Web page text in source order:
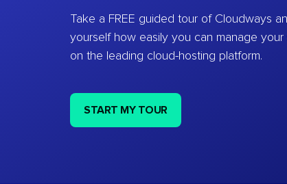
Take a FREE guided tour of Cloudways
yourself how easily you can manage
on the leading cloud-hosting platform.
START MY TOUR